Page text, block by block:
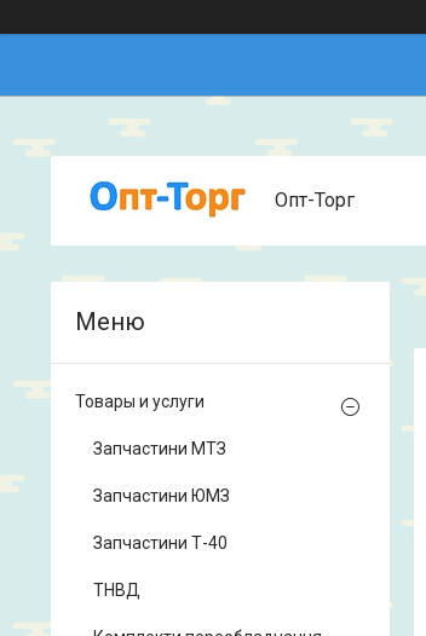
Опт-Торг
Товары и услуги
Запчастини МТЗ
Запчастини ЮМЗ
Запчастини Т-40
ТНВД